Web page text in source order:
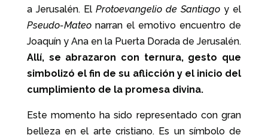
a Jerusalén. El Protoevangelio de Santiago y el
Pseudo-Mateonarran el emotivo encuentro de
Joaquín y Ana en la Puerta Dorada de Jerusalén.
Allí, se abrazaron con ternura, gesto que
simbolizó el fin de su aflicción y el inicio del
cumplimiento de la promesa divina.
Este momento ha sido representado con gran
belleza en el arte cristiano. Es un símbolo de